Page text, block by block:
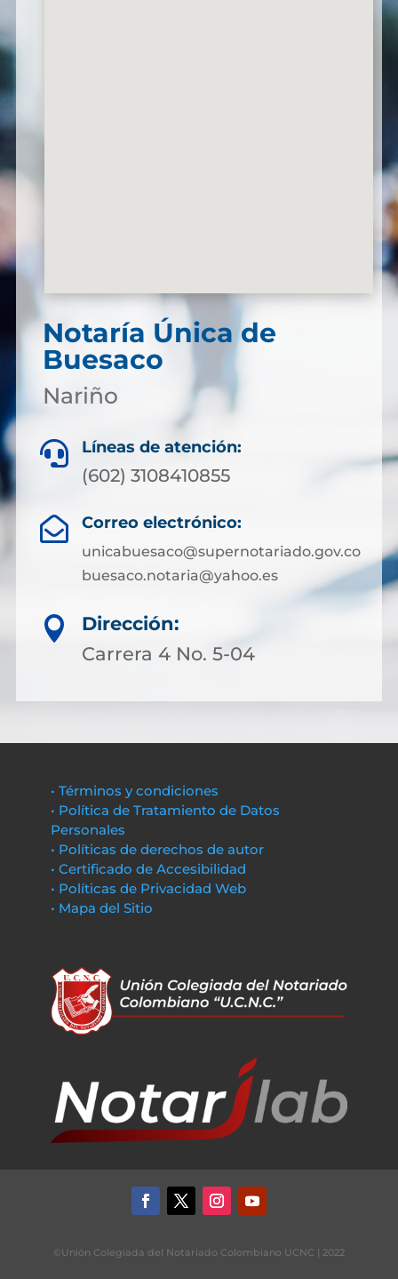
Notaría Única de
Buesaco
Nariño
 Líneas de atención:
(602) 3108410855
 Correo electrónico:
unicabuesaco@supernotariado.gov.co
buesaco.notaria@yahoo.es

Dirección:
Carrera 4 No. 5-04
• Términos y condiciones
• Política de Tratamiento de Datos
Personales
• Políticas de derechos de autor
• Certificado de Accesibilidad
• Políticas de Privacidad Web
• Mapa del Sitio
©Unión Colegiada del Notariado Colombiano UCNC | 2022